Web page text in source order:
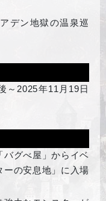
デン地獄の温泉巡
～2025年11月19日
バグべ屋」からイベ
ーの安息地」に入場